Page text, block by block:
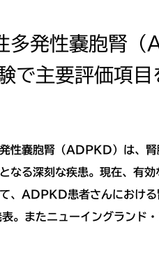
多発性嚢胞腎
で主要評価項目
性嚢胞腎（ADPKD）は、
なる深刻な疾患。現在、有効
、ADPKD患者さんにおけ
またニューイングランド